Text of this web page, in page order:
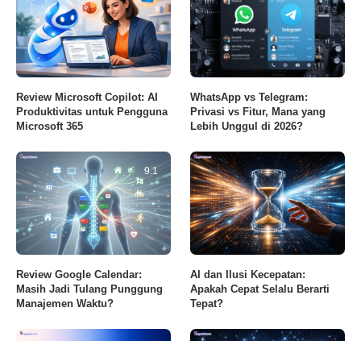
Review Microsoft Copilot: AI
Produktivitas untuk Pengguna
Microsoft 365
WhatsApp vs Telegram:
Privasi vs Fitur, Mana yang
Lebih Unggul di 2026?
9.1
Review Google Calendar:
Masih Jadi Tulang Punggung
Manajemen Waktu?
AI dan Ilusi Kecepatan:
Apakah Cepat Selalu Berarti
Tepat?